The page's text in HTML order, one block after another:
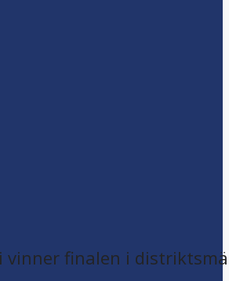
vinner finalen i